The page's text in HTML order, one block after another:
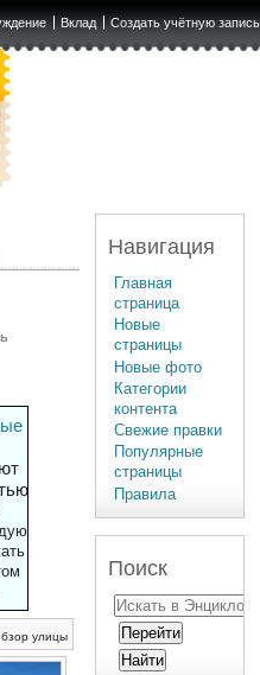
Вклад Создать учётную запись
улицы
Навигация
Главная
страница
Новые
страницы
Новые фото
Категории
контента
Свежие правки
Популярные
страницы
Правила
Поиск